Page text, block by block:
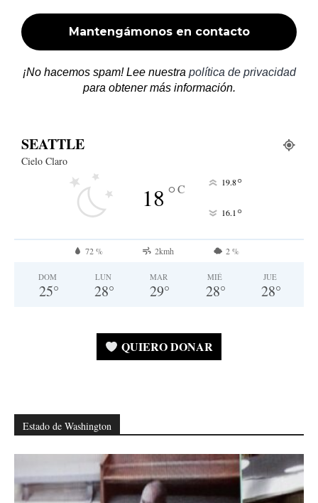
¡No hacemos spam! Lee nuestra política de privacidad
para obtener más información.
SEATTLE
Cielo Claro
18°C 19.8°
16.1°
72 % 2kmh 2 %
DOM
25°
LUN
28°
MAR
29°
MIÉ
28°
JUE
28°
QUIERO DONAR
Estado de Washington